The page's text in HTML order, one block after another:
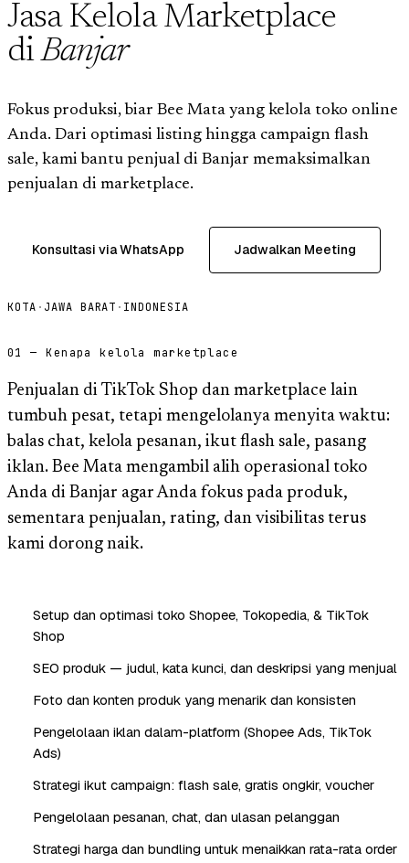
Jasa Kelola Marketplace
diBanjar
Fokus produksi, biar Bee Mata yang kelola toko online
Anda. Dari optimasi listing hingga campaign flash
sale, kami bantu penjual di Banjar memaksimalkan
penjualan di marketplace.
Konsultasi via WhatsApp Jadwalkan Meeting
KOTA · JAWA BARAT · INDONESIA
01 — Kenapa kelola marketplace
Penjualan di TikTok Shop dan marketplace lain
tumbuh pesat, tetapi mengelolanya menyita waktu:
balas chat, kelola pesanan, ikut flash sale, pasang
iklan. Bee Mata mengambil alih operasional toko
Anda di Banjar agar Anda fokus pada produk,
sementara penjualan, rating, dan visibilitas terus
kami dorong naik.
Setup dan optimasi toko Shopee, Tokopedia, & TikTok
Shop
SEO produk — judul, kata kunci, dan deskripsi yang menjual
Foto dan konten produk yang menarik dan konsisten
Pengelolaan iklan dalam-platform (Shopee Ads, TikTok
Ads)
Strategi ikut campaign: flash sale, gratis ongkir, voucher
Pengelolaan pesanan, chat, dan ulasan pelanggan
Strategi harga dan bundling untuk menaikkan rata-rata order